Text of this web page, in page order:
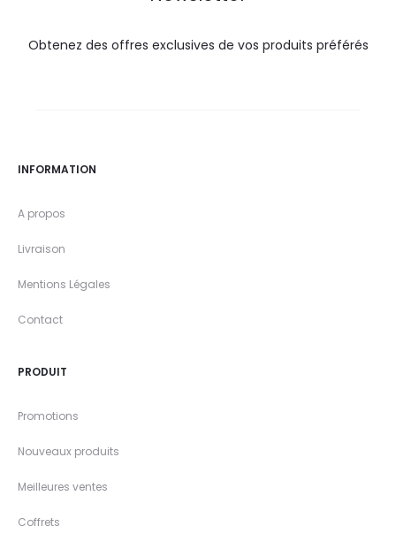
Obtenez des offres exclusives de vos produits préférés
INFORMATION
A propos
Livraison
Mentions Légales
Contact
PRODUIT
Promotions
Nouveaux produits
Meilleures ventes
Coffrets